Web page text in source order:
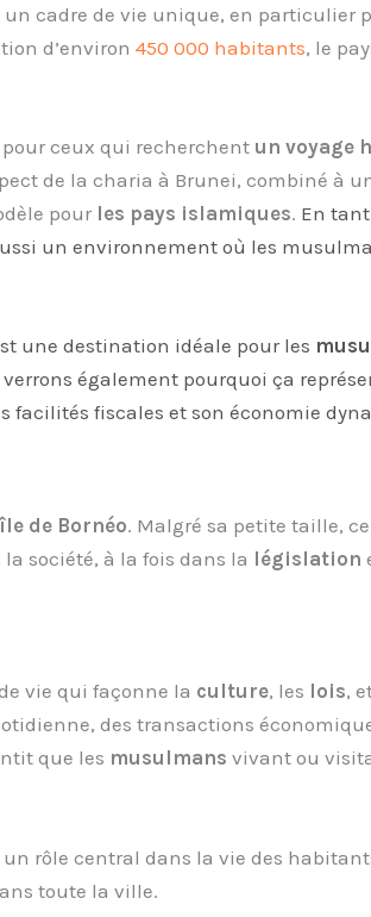
un cadre de vie unique, en particulier
d’environ450 000 habitants, le
ceux qui recherchent un voyage
de la charia à Brunei, combiné à
pour les pays islamiques. En
un environnement où les
une destination idéale pour les
verrons également pourquoiça
facilités fiscales et son économie
de Bornéo. Malgré sa petite taille,
société, à la fois dans la législation
vie qui façonne la culture, les lois,
des transactions
que les musulmans vivant ou
rôle central dans la vie des
toute la ville.